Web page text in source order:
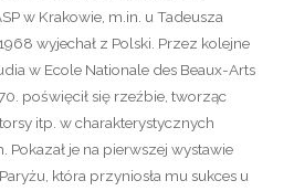
w Krakowie, m.in. u Tadeusza
wyjechał z Polski. Przez kolejne
w Ecole Nationale des Beaux-Arts
poświęcił się rzeźbie, tworząc
itp. w charakterystycznych
Pokazał je na pierwszej wystawie
która przyniosła mu sukces u